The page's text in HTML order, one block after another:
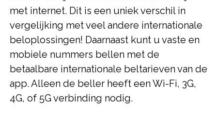
met internet. Dit is een uniek verschil in
vergelijking met veel andere internationale
beloplossingen! Daarnaast kunt u vaste en
mobiele nummers bellen met de
betaalbare internationale beltarieven van de
app. Alleen de beller heeft een Wi-Fi, 3G,
4G, of 5G verbinding nodig.